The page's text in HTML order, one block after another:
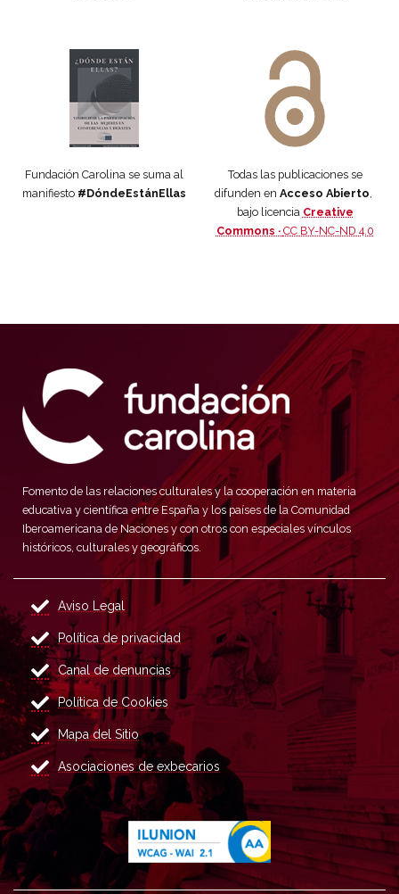
Fundación Carolina se suma al
manifiesto #DóndeEstánEllas
Todas las publicaciones se
difunden en Acceso Abierto
bajo licencia Creative
Commons · CC BY-NC-ND 4.0
Fomento de las relaciones culturales y la cooperación en materia
educativa y científica entre España y los países de la Comunidad
Iberoamericana de Naciones y con otros con especiales vínculos
históricos, culturales y geográficos.
Aviso Legal
Política de privacidad
Canal de denuncias
Política de Cookies
Mapa del Sitio
Asociaciones de exbecarios